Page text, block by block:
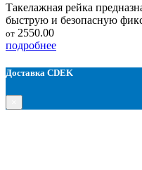
Такелажная рейка
быструю и безопасную
от 2550.00
подробнее
Доставка CDEK